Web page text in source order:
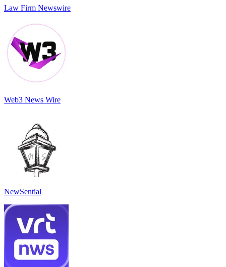
Law Firm Newswire
Web3 News Wire
NewSential